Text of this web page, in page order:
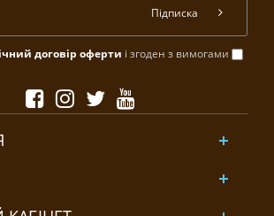
договір оферти і згоден з вимогами
Підписка